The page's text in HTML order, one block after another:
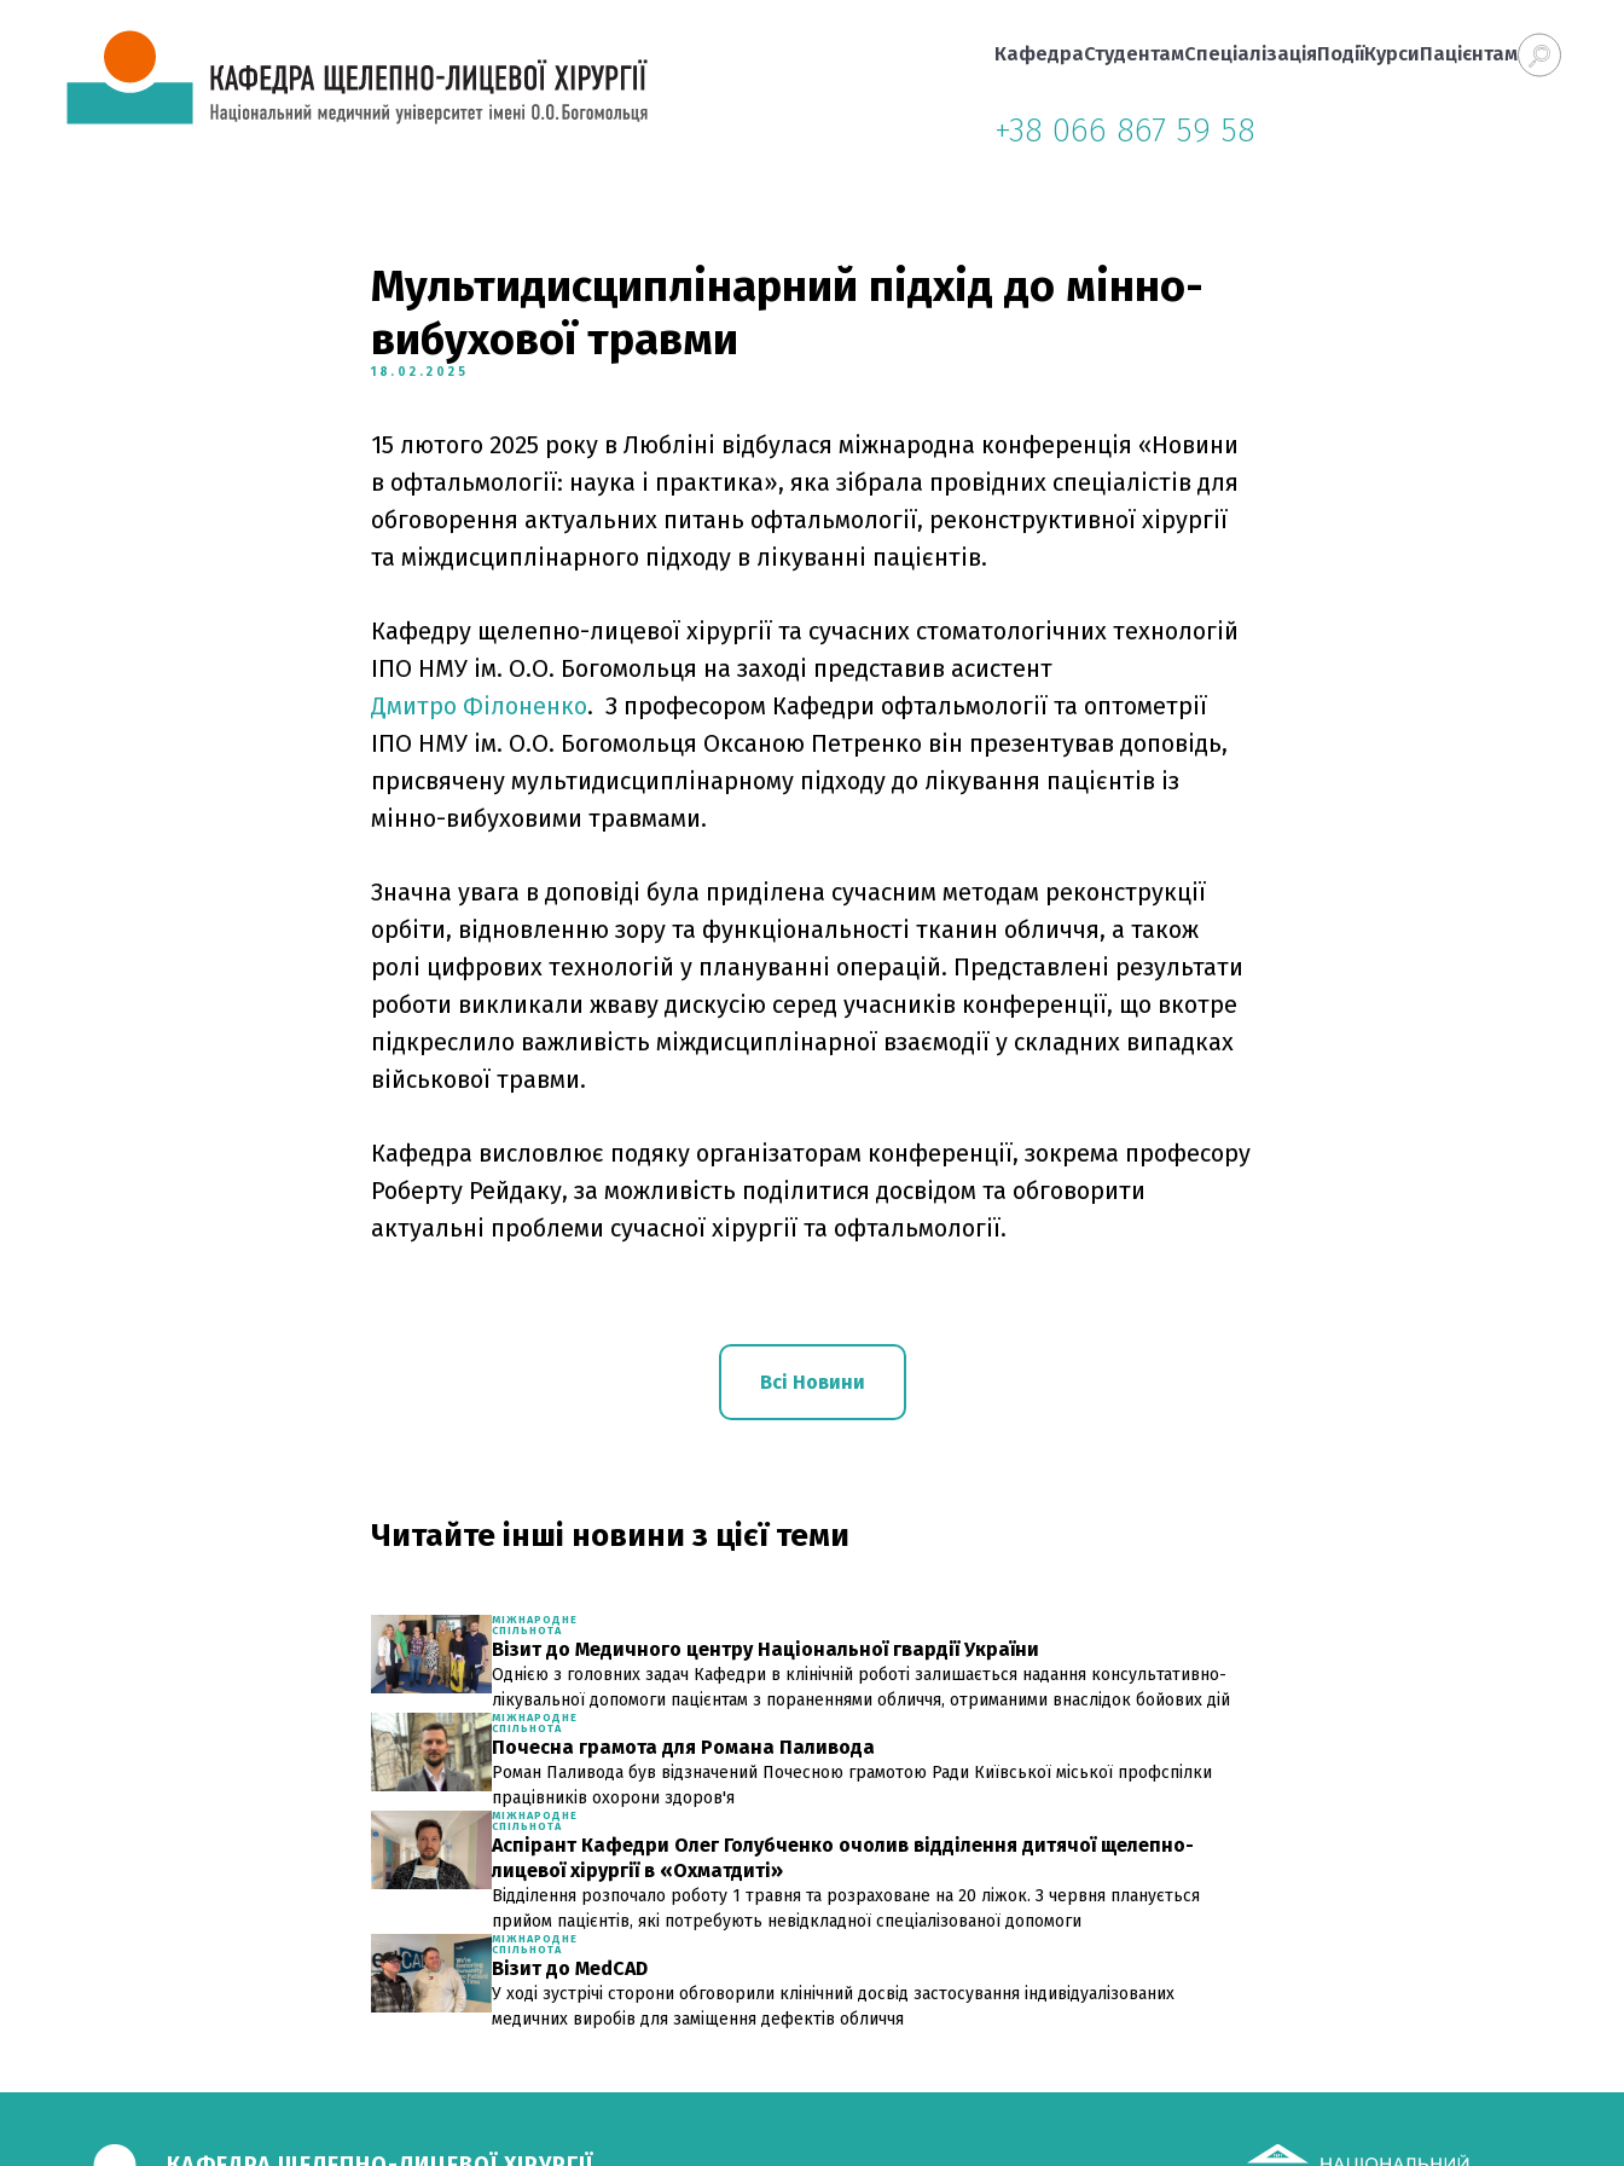
КафедраСтудентамСпеціалізаціяПодіїКурсиПацієнтам
+38 066 867 59 58
Мультидисциплінарний підхід до мінно-
вибухової травми
18.02.2025
15 лютого 2025 року в Любліні відбулася міжнародна конференція «Новини
в офтальмології: наука і практика», яка зібрала провідних спеціалістів для
обговорення актуальних питань офтальмології, реконструктивної хірургії
та міждисциплінарного підходу в лікуванні пацієнтів.
Кафедру щелепно-лицевої хірургії та сучасних стоматологічних технологій
ІПО НМУ ім. О.О. Богомольця на заході представив асистент
Дмитро Філоненко. З професором Кафедри офтальмології та оптометрії
ІПО НМУ ім. О.О. Богомольця Оксаною Петренко він презентував доповідь,
присвячену мультидисциплінарному підходу до лікування пацієнтів із
мінно-вибуховими травмами.
Значна увага в доповіді була приділена сучасним методам реконструкції
орбіти, відновленню зору та функціональності тканин обличчя, а також
ролі цифрових технологій у плануванні операцій. Представлені результати
роботи викликали жваву дискусію серед учасників конференції, що вкотре
підкреслило важливість міждисциплінарної взаємодії у складних випадках
військової травми.
Кафедра висловлює подяку організаторам конференції, зокрема професору
Роберту Рейдаку, за можливість поділитися досвідом та обговорити
актуальні проблеми сучасної хірургії та офтальмології.
Всі Новини
Читайте інші новини з цієї теми
МІЖНАРОДНЕ
СПІЛЬНОТА
Візит до Медичного центру Національної гвардії України
Однією з головних задач Кафедри в клінічній роботі залишається надання консультативно-
лікувальної допомоги пацієнтам з пораненнями обличчя, отриманими внаслідок бойових дій
МІЖНАРОДНЕ
СПІЛЬНОТА
Почесна грамота для Романа Паливода
Роман Паливода був відзначений Почесною грамотою Ради Київської міської профспілки
працівників охорони здоров'я
МІЖНАРОДНЕ
СПІЛЬНОТА
Аспірант Кафедри Олег Голубченко очолив відділення дитячої щелепно-
лицевої хірургії в «Охматдиті»
Відділення розпочало роботу 1 травня та розраховане на 20 ліжок. З червня планується
прийом пацієнтів, які потребують невідкладної спеціалізованої допомоги
МІЖНАРОДНЕ
СПІЛЬНОТА
Візит до MedCAD
У ході зустрічі сторони обговорили клінічний досвід застосування індивідуалізованих
медичних виробів для заміщення дефектів обличчя